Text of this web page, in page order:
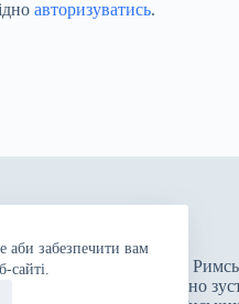
забезпечити вам
сайті.
авторизуватись.
Папа
спільно